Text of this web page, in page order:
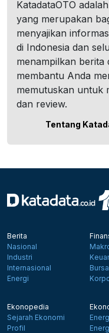
KatadataOTO
yang merupakan
menyajikan
di Indonesia dan
menampilkan
membantu Anda
memutuskan untuk
dan review.
Tentang
Berita
Nasional
Industri
Internasional
Energi
Bursa
Ekonopedia
Sejarah Ekonomi
Profil